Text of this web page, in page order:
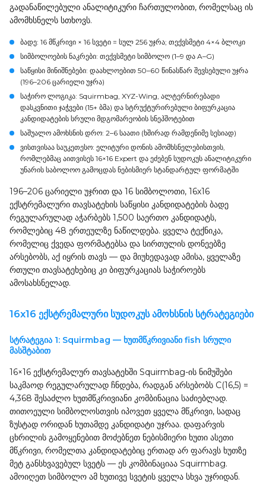
გადანაწილებული ანალიტიკური ჩართულობით, რომელსაც ის
ამომხსნელს სთხოვს.
ბადე: 16 მწკრივი × 16 სვეტი = სულ 256 უჯრა; თექვსმეტი 4×4 ბლოკი
სიმბოლოების ნაკრები: თექვსმეტი სიმბოლო (1–9 და A–G)
საწყისი მინიშნებები: დაახლოებით 50–60 წინასწარ შევსებული უჯრა
(196–206 ცარიელი უჯრა)
საჭირო ლოგიკა: Squirmbag, XYZ-Wing, ალტერნირებადი
დასკვნითი ჯაჭვები (15+ ბმა) და სტრუქტურირებული ბიფურკაცია
კანდიდატების სრული მდგომარეობის სნეპშოტებით
საშუალო ამოხსნის დრო: 2–6 საათი (ხშირად რამდენიმე სესიად)
ვისთვისაა საუკეთესო: ელიტური დონის ამომხსნელებისთვის,
რომლებმაც აითვისეს 16×16 Expert და ეძებენ სუდოკუს ანალიტიკური
უნარის საბოლოო გამოცდას ნებისმიერ სტანდარტულ ფორმატში
196–206 ცარიელი უჯრით და 16 სიმბოლოთი, 16x16
ექსტრემალური თავსატეხის საწყისი კანდიდატების ბადე
რეგულარულად აჭარბებს 1,500 საერთო კანდიდატს,
რომლებიც 48 ერთეულზე ნაწილდება. ყველა ტექნიკა,
რომელიც ქვედა ფორმატებსა და სირთულის დონეებზე
არსებობს, აქ იყრის თავს — და მიუხედავად ამისა, ყველაზე
რთული თავსატეხებიც კი ბიფურკაციას საჭიროებს
ამოსახსნელად.
16x16 ექსტრემალური სუდოკუს ამოხსნის სტრატეგიები
სტრატეგია 1: Squirmbag — ხუთმწკრივიანი fish სრული
მასშტაბით
16×16 ექსტრემალურ თავსატეხში Squirmbag-ის ნიმუშები
საკმაოდ რეგულარულად ჩნდება, რადგან არსებობს C(16,5) =
4,368 შესაძლო ხუთმწკრივიანი კომბინაცია საძიებლად.
თითოეული სიმბოლოსთვის იპოვეთ ყველა მწკრივი, სადაც
ზუსტად ორიდან ხუთამდე კანდიდატი უჯრაა. დაფარვის
ცხრილის გამოყენებით მოძებნეთ ნებისმიერი ხუთი ასეთი
მწკრივი, რომელთა კანდიდატებიც ერთად არ ფარავს ხუთზე
მეტ განსხვავებულ სვეტს — ეს კომბინაციაა Squirmbag.
ამოიღეთ სიმბოლო ამ ხუთივე სვეტის ყველა სხვა უჯრიდან.